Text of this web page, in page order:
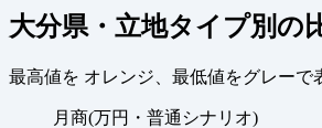
大分県・立地タイプ別の
最高値を オレンジ 、最低値をグレーで
月商(万円・普通シナリオ)